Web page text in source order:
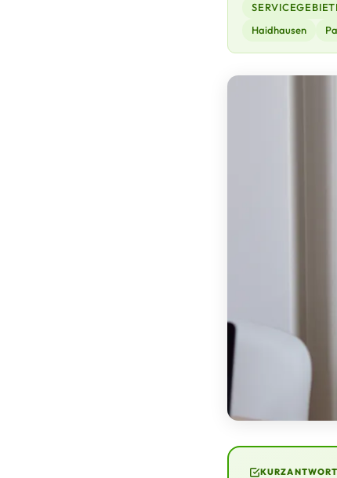
Haidhausen
KURZANTWORT